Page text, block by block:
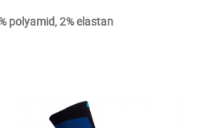
polyamid, 2% elastan